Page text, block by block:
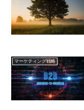
マーケティング戦略